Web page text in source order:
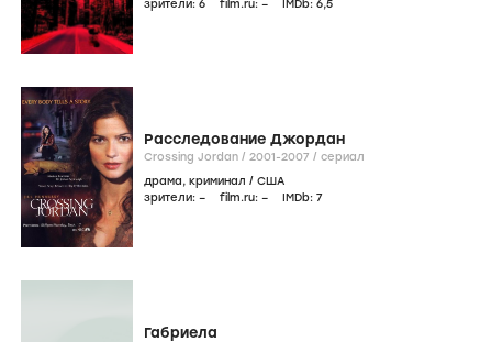
зрители: 6 film.ru: – IMDb: 6,5
Расследование Джордан
Crossing Jordan / 2001-2007 / сериал
драма, криминал / США
зрители: – film.ru: – IMDb: 7
Габриела